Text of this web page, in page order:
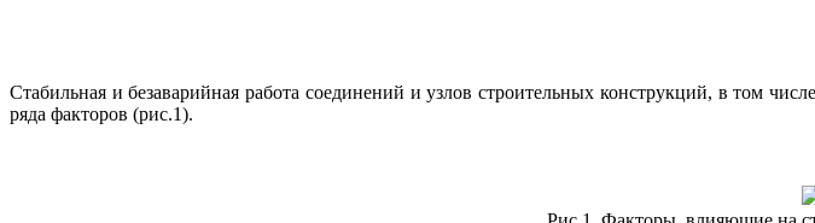
Стабильная и безаварийная работа соединений и узлов строительных конструкций, в том
ряда факторов (рис.1).